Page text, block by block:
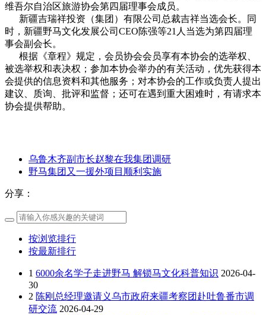
维吾尔自治区旅游协会第四届理事会成员。
新疆吉瑞祥投资（集团）有限公司总裁吉祥当选会长。同
时，新疆野马文化发展公司CEO陈强等21人当选为第四届理
事会副会长。
根据《章程》规定，会员协会会员享有本协会的选举权、
被选举权和表决权；参加本协会举办的有关活动，优先获得本
会提供的信息资料和其他服务；对本协会的工作或负责人提出
建议、质询、批评和监督；还可在遇到重大困难时，有请求本
协会提供帮助。
乌鲁木齐副市长赵黎在我集团调研
野马集团又一援外项目顺利实施
分享：
按浏览排行
按最新排行
1 6000余名学子走进野马 解锁马文化科普知识 2026-04-
30
2 陈刚总经理邀请义乌市政府来疆考察团赴吐鲁番市调
研交流 2026-04-29